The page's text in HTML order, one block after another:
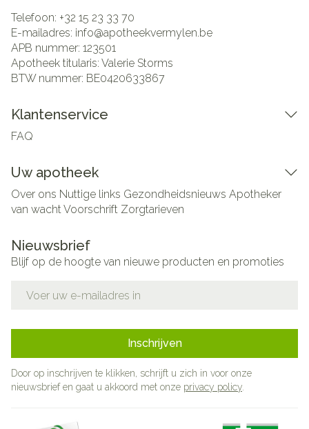
Telefoon: +32 15 23 33 70
E-mailadres: info@apotheekvermylen.be
APB nummer: 123501
Apotheek titularis: Valerie Storms
BTW nummer: BE0420633867
Klantenservice
FAQ
Uw apotheek
Over ons Nuttige links Gezondheidsnieuws Apotheker
van wachtVoorschrift Zorgtarieven
Nieuwsbrief
Blijf op de hoogte van nieuwe producten en promoties
Inschrijven
Door op inschrijven te klikken, schrijft u zich in voor onze
nieuwsbrief en gaat u akkoord met onze privacy policy